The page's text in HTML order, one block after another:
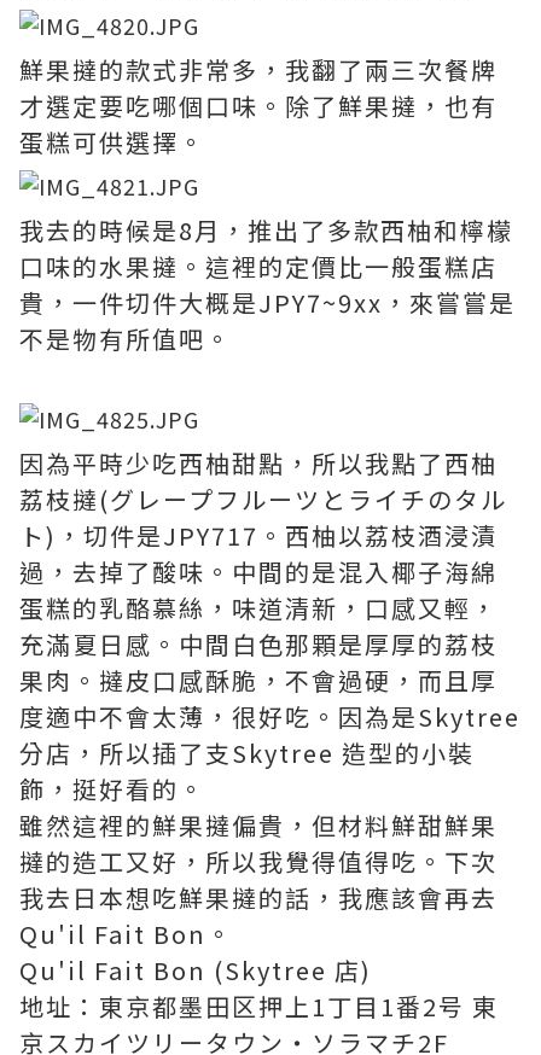
鮮果撻的款式非常多，我翻了兩三次餐牌
才選定要吃哪個口味。除了鮮果撻，也有
蛋糕可供選擇。
我去的時候是8月，推出了多款西柚和檸檬
口味的水果撻。這裡的定價比一般蛋糕店
貴，一件切件大概是JPY7~9xx，來嘗嘗是
不是物有所值吧。
因為平時少吃西柚甜點，所以我點了西柚
荔枝撻(グレープフルーツとライチのタル
ト)，切件是JPY717。西柚以荔枝酒浸漬
過，去掉了酸味。中間的是混入椰子海綿
蛋糕的乳酪慕絲，味道清新，口感又輕，
充滿夏日感。中間白色那顆是厚厚的荔枝
果肉。撻皮口感酥脆，不會過硬，而且厚
度適中不會太薄，很好吃。因為是Skytree
分店，所以插了支Skytree 造型的小裝
飾，挺好看的。
雖然這裡的鮮果撻偏貴，但材料鮮甜鮮果
撻的造工又好，所以我覺得值得吃。下次
我去日本想吃鮮果撻的話，我應該會再去
Qu'il Fait Bon。
Qu'il Fait Bon (Skytree 店)
地址：東京都墨田区押上1丁目1番2号 東
京スカイツリータウン・ソラマチ2F